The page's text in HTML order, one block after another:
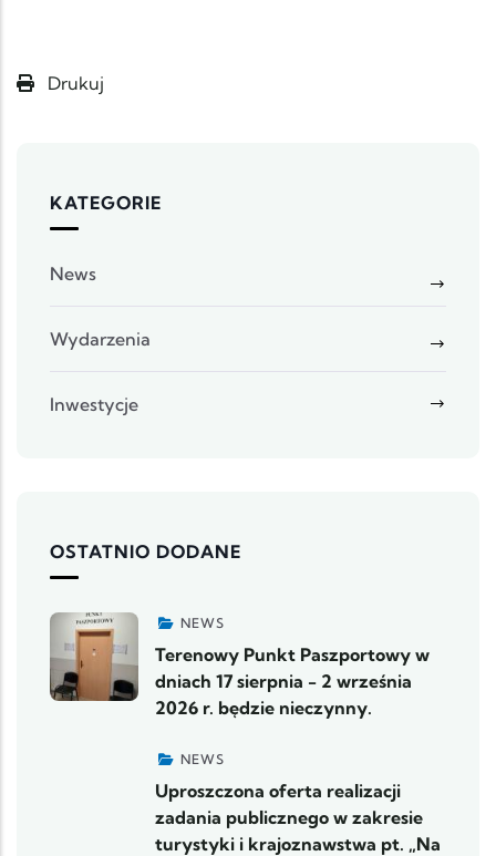
Drukuj
KATEGORIE
News
Wydarzenia
Inwestycje
OSTATNIO DODANE
NEWS
Terenowy Punkt Paszportowy w
dniach 17 sierpnia - 2 września
2026 r. będzie nieczynny.
NEWS
Uproszczona oferta realizacji
zadania publicznego w zakresie
turystyki i krajoznawstwa pt. „Na